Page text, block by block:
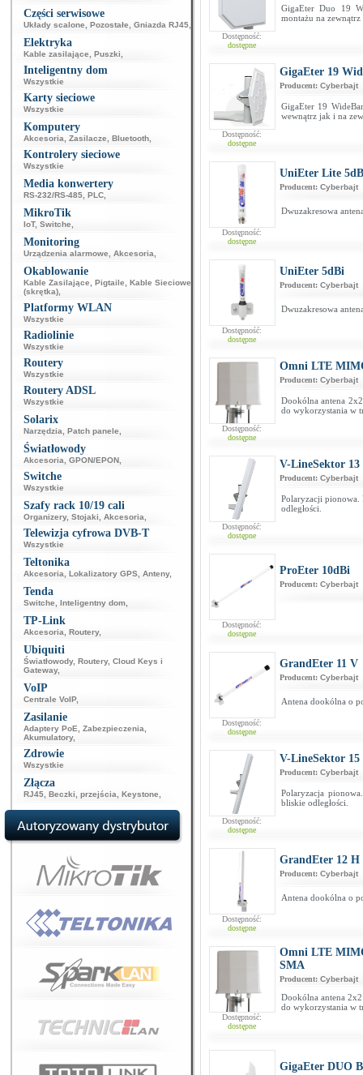
Części serwisowe
Układy scalone Pozostałe Gniazda RJ45
Elektryka
Kable zasilające Puszki
Inteligentny dom
Wszystkie
Karty sieciowe
Wszystkie
Komputery
Akcesoria Zasilacze Bluetooth
Kontrolery sieciowe
Wszystkie
Media konwertery
RS-232/RS-485 PLC
MikroTik
IoT, Switche
Monitoring
Urządzenia alarmowe Akcesoria
Okablowanie
Kable Zasilające Pigtaile
Kable Sieciowe
(skrętka)
Platformy WLAN
Wszystkie
Radiolinie
Wszystkie
Routery
Wszystkie
Routery ADSL
Wszystkie
Solarix
Narzędzia Patch panele
Światłowody
Akcesoria GPON/EPON
Switche
Wszystkie
Szafy rack 10/19 cali
Organizery, Stojaki Akcesoria
Telewizja cyfrowa DVB-T
Wszystkie
Teltonika
Akcesoria Lokalizatory GPS Anteny,
Tenda
Switche Inteligentny dom
TP-Link
Akcesoria Routery,
Ubiquiti
Światłowody, Routery, Cloud Keys i
Gateway,
VoIP
Centrale VoIP,
Zasilanie
Adaptery PoE Zabezpieczenia
Akumulatory,
Zdrowie
Wszystkie
Złącza
RJ45 Beczki, przejścia Keystone
Dostępność:
dostępne
GigaEter Duo 19
montażu na
Dostępność:
dostępne
GigaEter 19
Producent: Cyberbajt
GigaEter 19
wewnątrz jak i na
Dostępność:
dostępne
UniEter Lite
Producent: Cyberbajt
Dwuzakresowa
Dostępność:
dostępne
UniEter 5dBi
Producent: Cyberbajt
Dwuzakresowa
Dostępność:
dostępne
Omni LTE
Producent: Cyberbajt
Dookólna antena
do wykorzystania w
Dostępność:
dostępne
V-LineSektor 13
Producent: Cyberbajt
Polaryzacji pionowa.
odległości.
Dostępność:
dostępne
ProEter 10dBi
Producent: Cyberbajt
Dostępność:
dostępne
GrandEter 11 V
Producent: Cyberbajt
Antena dookólna o
Dostępność:
dostępne
V-LineSektor 15
Producent: Cyberbajt
Polaryzacja
bliskie odległości.
Dostępność:
dostępne
GrandEter 12 H
Producent: Cyberbajt
Antena dookólna o
Dostępność:
dostępne
Omni LTE
SMA
Producent: Cyberbajt
Dookólna antena
do wykorzystania w
GigaEter DUO